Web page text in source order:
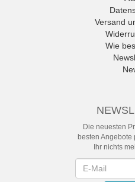
Versand
Wie
Die neuesten
besten Angebote
Ihr nichts